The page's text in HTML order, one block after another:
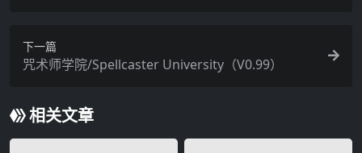
下一篇
咒术师学院/Spellcaster University（V0.99）
相关文章